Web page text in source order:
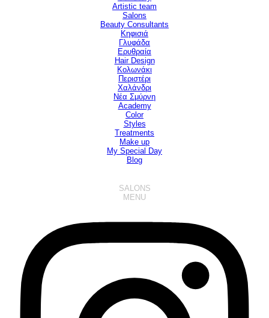
Artistic team
Salons
Beauty Consultants
Κηφισιά
Γλυφάδα
Ερυθραία
Hair Design▼
Κολωνάκι
Περιστέρι
Χαλάνδρι
Νέα Σμύρνη
Academy
Color
Styles
Treatments
Make up
My Special Day
Blog
SALONS
MENU